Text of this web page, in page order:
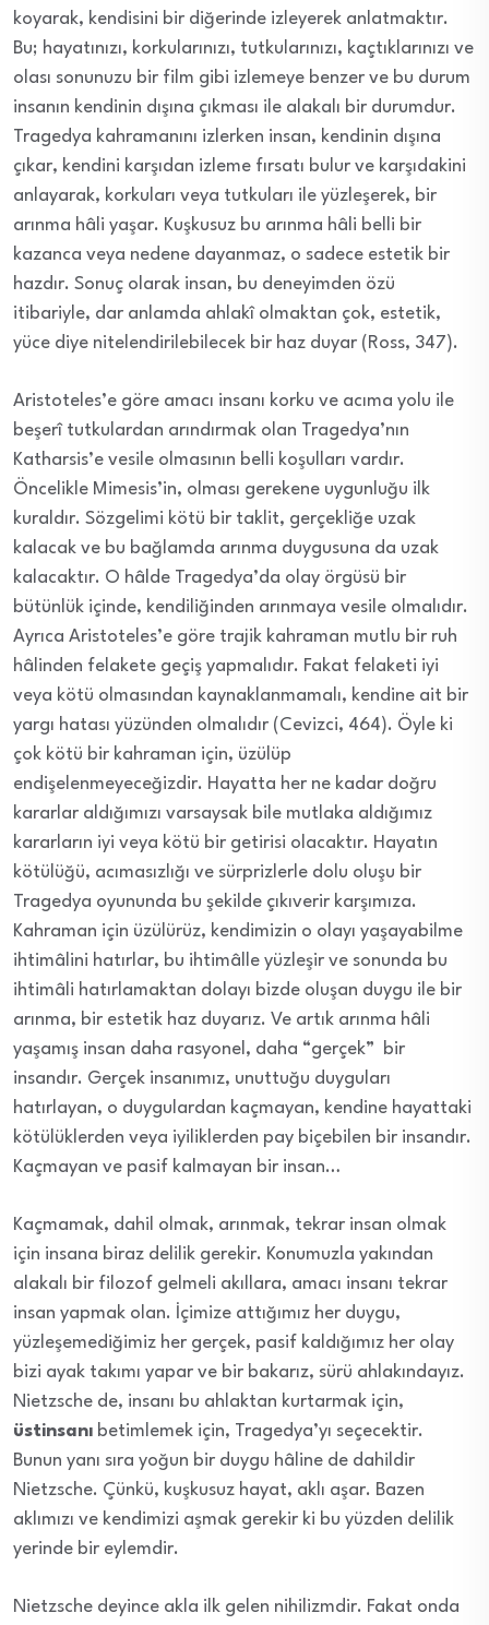
koyarak, kendisini bir diğerinde izleyerek anlatmaktır.
Bu; hayatınızı, korkularınızı, tutkularınızı, kaçtıklarınızı ve
olası sonunuzu bir film gibi izlemeye benzer ve bu durum
insanın kendinin dışına çıkması ile alakalı bir durumdur.
Tragedya kahramanını izlerken insan, kendinin dışına
çıkar, kendini karşıdan izleme fırsatı bulur ve karşıdakini
anlayarak, korkuları veya tutkuları ile yüzleşerek, bir
arınma hâli yaşar. Kuşkusuz bu arınma hâli belli bir
kazanca veya nedene dayanmaz, o sadece estetik bir
hazdır. Sonuç olarak insan, bu deneyimden özü
itibariyle, dar anlamda ahlakî olmaktan çok, estetik,
yüce diye nitelendirilebilecek bir haz duyar (Ross, 347).
Aristoteles’e göre amacı insanı korku ve acıma yolu ile
beşerî tutkulardan arındırmak olan Tragedya’nın
Katharsis’e vesile olmasının belli koşulları vardır.
Öncelikle Mimesis’in, olması gerekene uygunluğu ilk
kuraldır. Sözgelimi kötü bir taklit, gerçekliğe uzak
kalacak ve bu bağlamda arınma duygusuna da uzak
kalacaktır. O hâlde Tragedya’da olay örgüsü bir
bütünlük içinde, kendiliğinden arınmaya vesile olmalıdır.
Ayrıca Aristoteles’e göre trajik kahraman mutlu bir ruh
hâlinden felakete geçiş yapmalıdır. Fakat felaketi iyi
veya kötü olmasından kaynaklanmamalı, kendine ait bir
yargı hatası yüzünden olmalıdır (Cevizci, 464). Öyle ki
çok kötü bir kahraman için, üzülüp
endişelenmeyeceğizdir. Hayatta her ne kadar doğru
kararlar aldığımızı varsaysak bile mutlaka aldığımız
kararların iyi veya kötü bir getirisi olacaktır. Hayatın
kötülüğü, acımasızlığı ve sürprizlerle dolu oluşu bir
Tragedya oyununda bu şekilde çıkıverir karşımıza.
Kahraman için üzülürüz, kendimizin o olayı yaşayabilme
ihtimâlini hatırlar, bu ihtimâlle yüzleşir ve sonunda bu
ihtimâli hatırlamaktan dolayı bizde oluşan duygu ile bir
arınma, bir estetik haz duyarız. Ve artık arınma hâli
yaşamış insan daha rasyonel, daha “gerçek” bir
insandır. Gerçek insanımız, unuttuğu duyguları
hatırlayan, o duygulardan kaçmayan, kendine hayattaki
kötülüklerden veya iyiliklerden pay biçebilen bir insandır.
Kaçmayan ve pasif kalmayan bir insan…
Kaçmamak, dahil olmak, arınmak, tekrar insan olmak
için insana biraz delilik gerekir. Konumuzla yakından
alakalı bir filozof gelmeli akıllara, amacı insanı tekrar
insan yapmak olan. İçimize attığımız her duygu,
yüzleşemediğimiz her gerçek, pasif kaldığımız her olay
bizi ayak takımı yapar ve bir bakarız, sürü ahlakındayız.
Nietzsche de, insanı bu ahlaktan kurtarmak için,
üstinsanı betimlemek için, Tragedya’yı seçecektir.
Bunun yanı sıra yoğun bir duygu hâline de dahildir
Nietzsche. Çünkü, kuşkusuz hayat, aklı aşar. Bazen
aklımızı ve kendimizi aşmak gerekir ki bu yüzden delilik
yerinde bir eylemdir.
Nietzsche deyince akla ilk gelen nihilizmdir. Fakat onda